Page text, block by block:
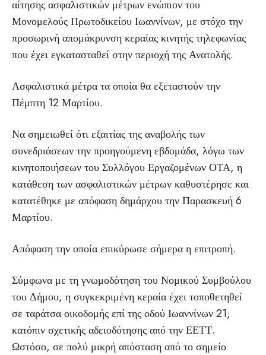
αίτησης ασφαλιστικών μέτρων ενώπιον του
Μονομελούς Πρωτοδικείου Ιωαννίνων, με στόχο την
προσωρινή απομάκρυνση κεραίας κινητής τηλεφωνίας
που έχει εγκατασταθεί στην περιοχή της Ανατολής.
Ασφαλιστικά μέτρα τα οποία θα εξεταστούν την
Πέμπτη 12 Μαρτίου.
Να σημειωθεί ότι εξαιτίας της αναβολής των
συνεδριάσεων την προηγούμενη εβδομάδα, λόγω των
κινητοποιήσεων του Συλλόγου Εργαζομένων ΟΤΑ, η
κατάθεση των ασφαλιστικών μέτρων καθυστέρησε και
κατατέθηκε με απόφαση δημάρχου την Παρασκευή 6
Μαρτίου.
Απόφαση την οποία επικύρωσε σήμερα η επιτροπή.
Σύμφωνα με τη γνωμοδότηση του Νομικού Συμβούλου
του Δήμου, η συγκεκριμένη κεραία έχει τοποθετηθεί
σε ταράτσα οικοδομής επί της οδού Ιωαννίνων 21,
κατόπιν σχετικής αδειοδότησης από την ΕΕΤΤ.
Ωστόσο, σε πολύ μικρή απόσταση από το σημείο